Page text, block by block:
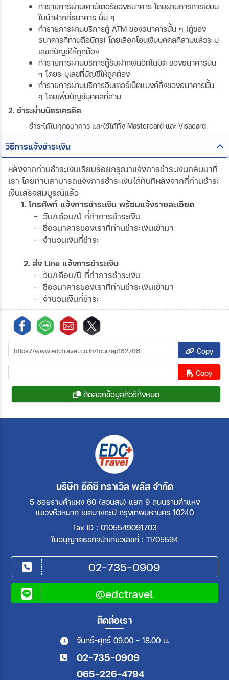
ทำรายการผ่านเคาน์เตอร์ของธนาคาร โดยผ่านการการเขียน
ใบนำฝากที่ธนาคาร นั้น ๆ
ทำรายการผ่านบริการตู้ ATM ของธนาคารนั้น ๆ (ตู้ของ
ธนาคารที่ท่านถือบัตร) โดยเลือกโอนเงินบุคคลที่สามแล้วระบุ
เลขที่บัญชีให้ถูกต้อง
ทำรายการผ่านบริการตู้รับฝากเงินอัตโนมัติ ของธนาคารนั้น
ๆ โดยระบุเลขที่บัญชีให้ถูกต้อง
ทำรายการผ่านบริการอินเตอร์เน็ตแบงค์กิ้งของธนาคารนั้น
ๆ โดยเพิ่มบัญชีบุคคลที่สาม
2. ชำระผ่านบัตรเครดิต
ชำระได้ในทุกธนาคาร และใช้ได้ทั้ง Mastercard และ Visacard
วิธีการแจ้งชำระเงิน
หลังจากท่านชำระเงินเรียบร้อยกรุณาแจ้งการชำระเงินกลับมาที่
เรา โดยท่านสามารถแจ้งการชำระเงินได้ทันทีหลังจากที่ท่านชำระ
เงินเสร็จสมบูรณ์แล้ว
1. โทรศัพท์ แจ้งการชำระเงิน พร้อมแจ้งรายละเอียด
- วัน/เดือน/ปี ที่ทำการชำระเงิน
- ชื่อธนาคารของเราที่ท่านชำระเงินเข้ามา
- จำนวนเงินที่ชำระ
2. ส่ง Line แจ้งการชำระเงิน
- วัน/เดือน/ปี ที่ทำการชำระเงิน
- ชื่อธนาคารของเราที่ท่านชำระเงินเข้ามา
- จำนวนเงินที่ชำระ
Copy
Copy
คัดลอกข้อมูลทัวร์ทั้งหมด
บริษัท อีดีซี ทราเวิล พลัส จำกัด
5 ซอยรามคำแหง 60 (สวนสน) แยก 9 ถนนรามคำแหง
แขวงหัวหมาก เขตบางกะปิ กรุงเทพมหานคร 10240
Tax ID : 0105549091703
ใบอนุญาตธุรกิจนำเที่ยวเลขที่ : 11/05594
02-735-0909
@edctravel
ติดต่อเรา
จันทร์-ศุกร์ 09.00 - 18.00 น.
02-735-0909
065-226-4794